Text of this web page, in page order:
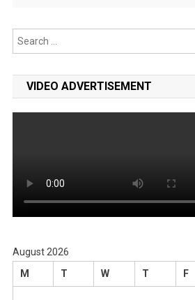
VIDEO ADVERTISEMENT
August 2026
M
T W T F